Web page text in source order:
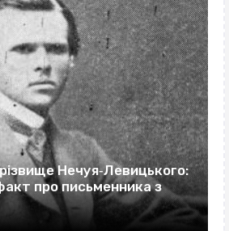
Нечуя‐Левицького:
про письменника з